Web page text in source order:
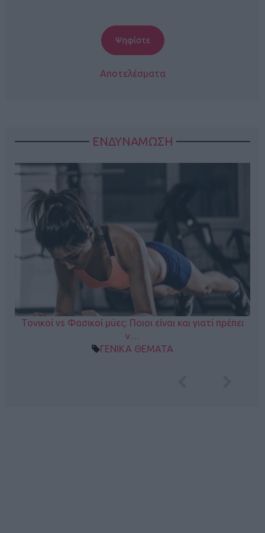
Αποτελέσματα
ΕΝΔΥΝΑΜΩΣΗ
Τονικοί vs Φασικοί μύες: Ποιοι είναι και γιατί πρέπει
ν…
ΓΕΝΙΚΑ ΘΕΜΑΤΑ